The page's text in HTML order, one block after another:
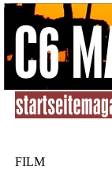
FILM